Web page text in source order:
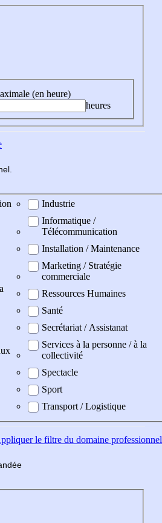
(en heure)
heures
Industrie
Informatique /
Télécommunication
Installation / Maintenance
Marketing / Stratégie
commerciale
Ressources Humaines
Santé
Secrétariat / Assistanat
Services à la personne / à la
collectivité
Spectacle
Sport
Transport / Logistique
le filtre du domaine professionnel